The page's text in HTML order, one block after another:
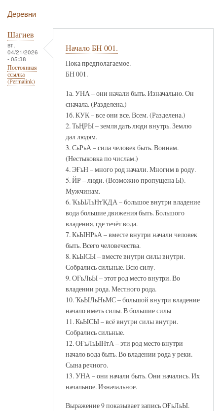
Деревни
Шагиев
вт,
04/21/2026
- 05:38
Постоянная
ссылка
(Permalink)
Начало БН 001.
Пока предполагаемое.
БН 001.
1а. УНА – они начали быть. Изначально. Он
сначала. (Разделена.)
1б. КУК – все они все. Всем. (Разделена.)
2. ТьҢРЫ – земля дать люди внутрь. Землю
дал людям.
3. СьРьА – сила человек быть. Воинам.
(Нестыковка по числам.)
4. ЭҒьН – много род начали. Многим в роду.
5. ЙР – люди. (Возможно пропущена Ы).
Мужчинам.
6. ҠьЫЛьНтҠДА – большое внутри владение
вода большие движения быть. Большого
владения, где течёт вода.
7. КьЫНРьА – вместе внутри начали человек
быть. Всего человечества.
8. КьЫСЫ – вместе внутри силы внутри.
Собрались сильные. Всю силу.
9. ОҒьЛьЫ – этот род место внутри. Во
владении рода. Местного рода.
10. ҠьЫЛьНьМС – большой внутри владение
начало иметь силы. В большие силы
11. КьЫСЫ – всё внутри силы внутри.
Собрались сильные.
12. ОҒьЛьЫНтА – эти род место внутри
начало вода быть. Во владении рода у реки.
Сына речного.
13. УНА – они начали быть. Они начались. Их
начальное. Изначальное.
Выражение 9 показывает запись ОҒьЛьЫ.